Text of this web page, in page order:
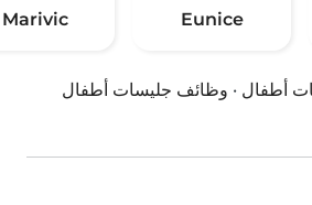
Eunice
Marivic
أطفال · وظائف جليسات أطفال